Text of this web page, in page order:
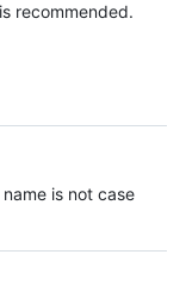
is recommended.
is not case